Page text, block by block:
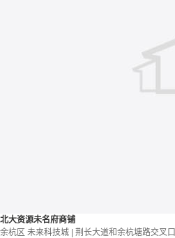
北大资源未名府商铺
余杭区 未来科技城 | 荆长大道和余杭塘路交叉口